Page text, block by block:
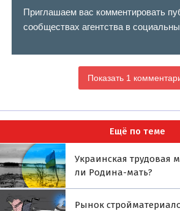
Приглашаем вас комментировать
сообществах агентства в
Показать 1
Ещё по теме
Украинская трудовая
ли Родина-мать?
Рынок